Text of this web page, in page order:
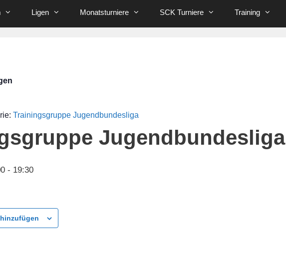
Ligen Monatsturniere SCK Turniere Training
Trainingsgruppe Jugendbundesliga
Jugendbundesliga
- 19:30